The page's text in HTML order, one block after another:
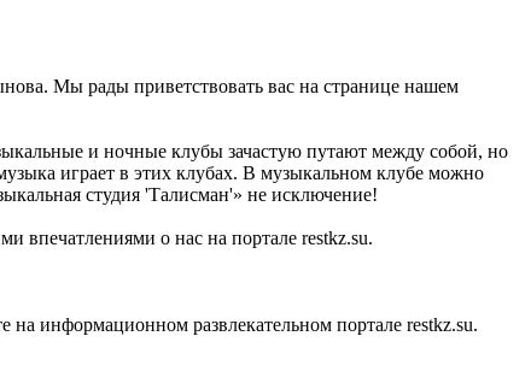
Мы рады приветствовать вас на странице нашем
и ночные клубы зачастую путают между собой, но
играет в этих клубах. В музыкальном клубе можно
студия 'Талисман'» не исключение!
впечатлениями о нас на портале restkz.su.
информационном развлекательном портале restkz.su.